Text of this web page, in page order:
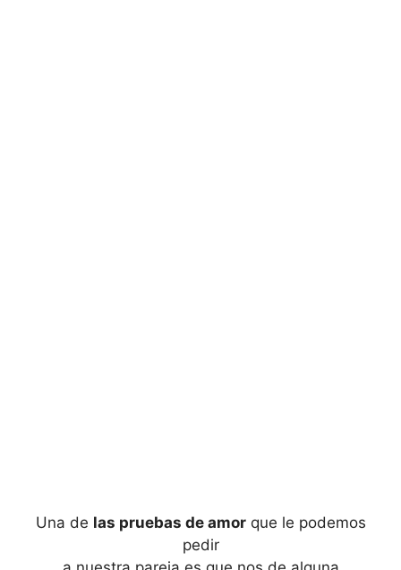
Una de las pruebas de amorque le podemos
pedir